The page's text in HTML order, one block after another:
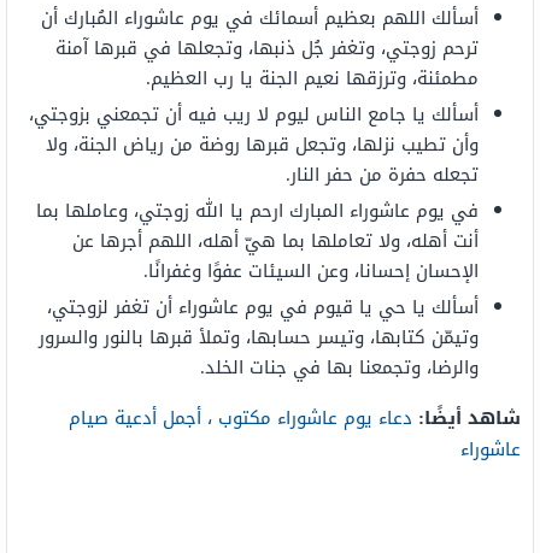
أسألك اللهم بعظيم أسمائك في يوم عاشوراء المُبارك أن
ترحم زوجتي، وتغفر جُل ذنبها، وتجعلها في قبرها آمنة
مطمئنة، وترزقها نعيم الجنة يا رب العظيم.
أسألك يا جامع الناس ليوم لا ريب فيه أن تجمعني بزوجتي،
وأن تطيب نزلها، وتجعل قبرها روضة من رياض الجنة، ولا
تجعله حفرة من حفر النار.
في يوم عاشوراء المبارك ارحم يا الله زوجتي، وعاملها بما
أنت أهله، ولا تعاملها بما هيّ أهله، اللهم أجرها عن
الإحسان إحسانا، وعن السيئات عفوًا وغفرانًا.
أسألك يا حي يا قيوم في يوم عاشوراء أن تغفر لزوجتي،
وتيمّن كتابها، وتيسر حسابها، وتملأ قبرها بالنور والسرور
والرضا، وتجمعنا بها في جنات الخلد.
شاهد أيضًا: دعاء يوم عاشوراء مكتوب ، أجمل أدعية صيام
عاشوراء